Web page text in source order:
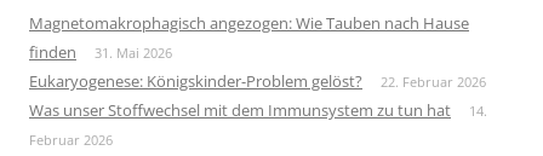
Magnetomakrophagisch angezogen: Wie Tauben nach Hause
finden
31. Mai 2026
Eukaryogenese: Königskinder-Problem gelöst? 22. Februar 2026
Was unser Stoffwechsel mit dem Immunsystem zu tun hat
14.
Februar 2026